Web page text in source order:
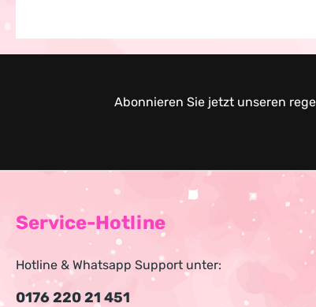
Abonnieren Sie jetzt unseren
Service-Hotline
Hotline & Whatsapp Support unter:
0176 220 21 451